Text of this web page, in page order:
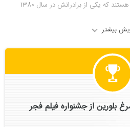
و اکبر و یک خواهر به نام اشرف هستند که یکی از برادرانش در سال 1380
نیز دارند.
در سال ۱۳۵۷ با نمایش «سیرک باشکوه» پا به عرصه تئاتر حرفه‌ای
بیشتر